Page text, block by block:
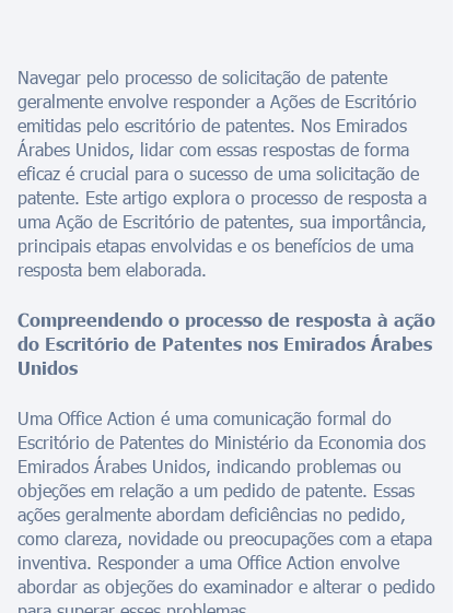
Navegar pelo processo de solicitação de patente
geralmente envolve responder a Ações de Escritório
emitidas pelo escritório de patentes. Nos Emirados
Árabes Unidos, lidar com essas respostas de forma
eficaz é crucial para o sucesso de uma solicitação de
patente. Este artigo explora o processo de resposta a
uma Ação de Escritório de patentes, sua importância,
principais etapas envolvidas e os benefícios de uma
resposta bem elaborada.
Compreendendo o processo de resposta à ação
do Escritório de Patentes nos Emirados Árabes
Unidos
Uma Office Action é uma comunicação formal do
Escritório de Patentes do Ministério da Economia dos
Emirados Árabes Unidos, indicando problemas ou
objeções em relação a um pedido de patente. Essas
ações geralmente abordam deficiências no pedido,
como clareza, novidade ou preocupações com a etapa
inventiva. Responder a uma Office Action envolve
abordar as objeções do examinador e alterar o pedido